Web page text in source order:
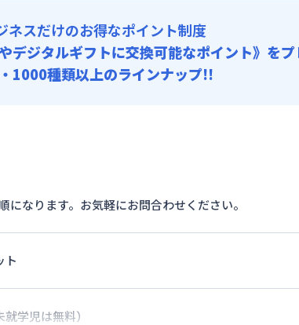
ネスだけのお得なポイント制度
デジタルギフトに交換可能なポイント》を
1000種類以上のラインナップ!!
になります。お気軽にお問合わせください。
ト
学児は無料）